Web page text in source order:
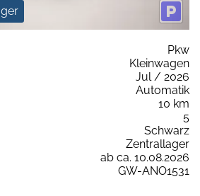
Pkw
Kleinwagen
Jul / 2026
Automatik
10 km
5
Schwarz
Zentrallager
ab ca. 10.08.2026
GW-ANO1531